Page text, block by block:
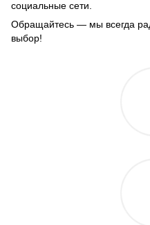
социальные сети.
Обращайтесь — мы всегда
выбор!